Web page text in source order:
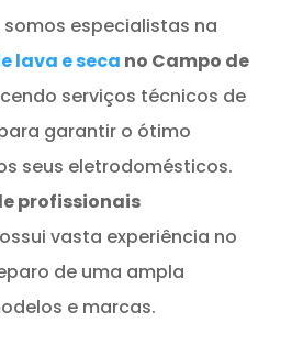
somos especialistas na
lava e seca no Campo de
serviços técnicos de
garantir o ótimo
seus eletrodomésticos.
profissionais
vasta experiência no
de uma ampla
e marcas.